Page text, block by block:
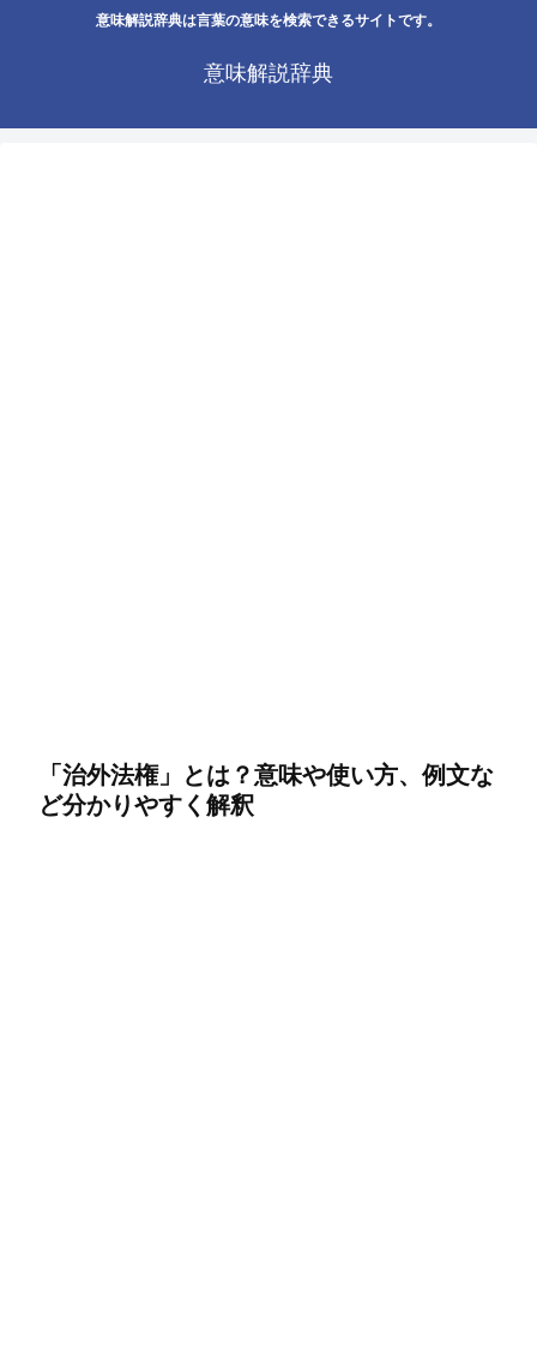
意味解説辞典は言葉の意味を検索できるサイトです。
意味解説辞典
「治外法権」とは？意味や使い方、例文な
ど分かりやすく解釈